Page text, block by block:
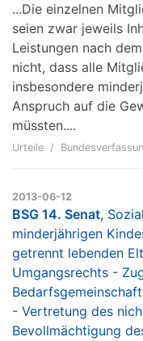
...Die einzelnen
seien zwar jeweils
Leistungen nach
nicht, dass alle
insbesondere
Anspruch auf die
müssten....
Urteile
2013-06-12
BSG 14. Senat,
minderjährigen
getrennt lebenden
Umgangsrechts -
- Vertretung des
Bevollmächtigung